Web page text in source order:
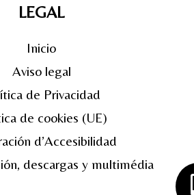
LEGAL
Inicio
Aviso legal
de Privacidad
de cookies (UE)
d’Accesibilidad
descargas y multimédia